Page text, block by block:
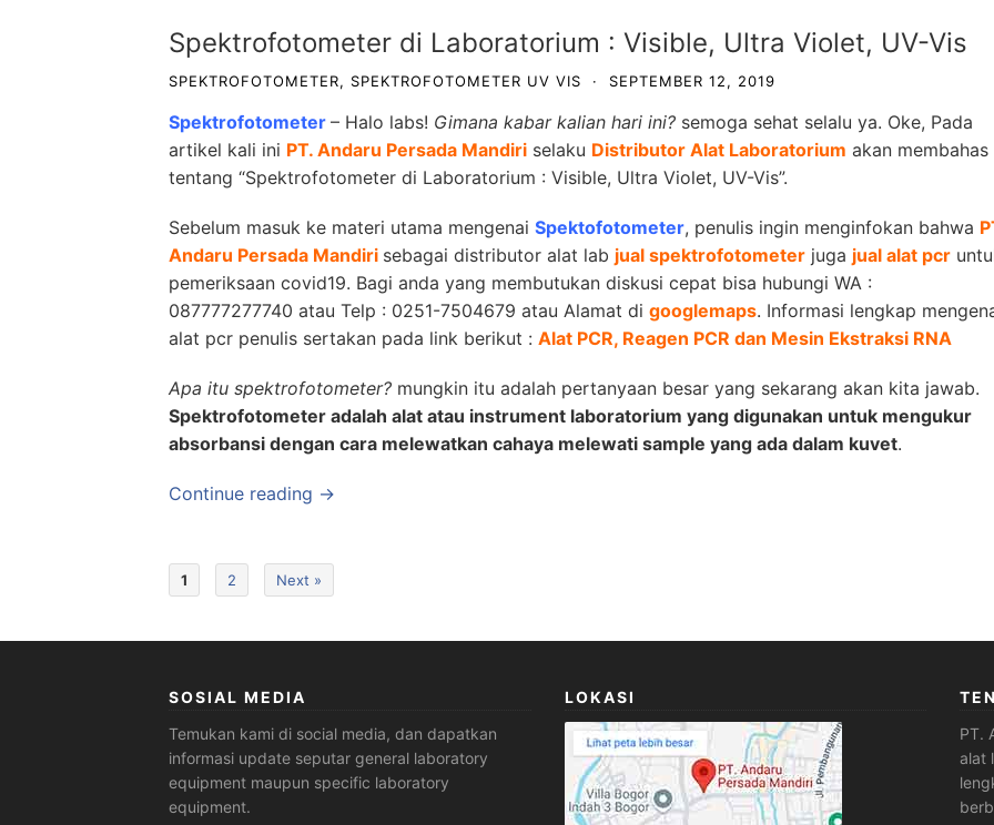
Spektrofotometer di Laboratorium : Visible, Ultra Violet, UV-Vis
SPEKTROFOTOMETER, SPEKTROFOTOMETER UV VIS · SEPTEMBER 12, 2019
Spektrofotometer – Halo labs! Gimana kabar kalian hari ini? semoga sehat selalu ya. Oke, Pada
artikel kali ini PT. Andaru Persada Mandiri selaku Distributor Alat Laboratorium akan membahas
tentang “Spektrofotometer di Laboratorium : Visible, Ultra Violet, UV-Vis”.
Sebelum masuk ke materi utama mengenai Spektofotometer, penulis ingin menginfokan bahwa
Andaru Persada Mandiri sebagai distributor alat lab jual spektrofotometer juga jual alat pcr
pemeriksaan covid19. Bagi anda yang membutukan diskusi cepat bisa hubungi WA :
087777277740 atau Telp : 0251-7504679 atau Alamat di googlemaps. Informasi lengkap
alat pcr penulis sertakan pada link berikut : Alat PCR, Reagen PCR dan Mesin Ekstraksi RNA
Apa itu spektrofotometer? mungkin itu adalah pertanyaan besar yang sekarang akan kita jawab.
Spektrofotometer adalah alat atau instrument laboratorium yang digunakan untuk mengukur
absorbansi dengan cara melewatkan cahaya melewati sample yang ada dalam kuvet.
Continue reading →
1 2 Next »
SOSIAL MEDIA
Temukan kami di social media, dan dapatkan
informasi update seputar general laboratory
equipment maupun specific laboratory
equipment.
LOKASI
PT.
alat